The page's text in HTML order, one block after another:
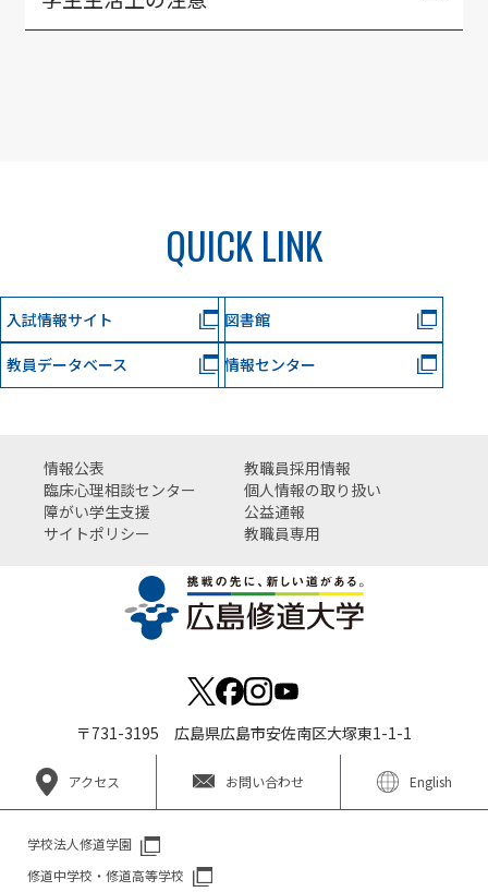
各種相談・支援窓口
QUICK LINK
入試情報サイト 図書館
教員データベース 情報センター
情報公表
教職員採用情報
臨床心理相談センター
個人情報の取り扱い
障がい学生支援
公益通報
サイトポリシー
教職員専用
〒731-3195 広島県広島市安佐南区大塚東1-1-1
アクセス お問い合わせ English
学校法人修道学園
修道中学校・修道高等学校